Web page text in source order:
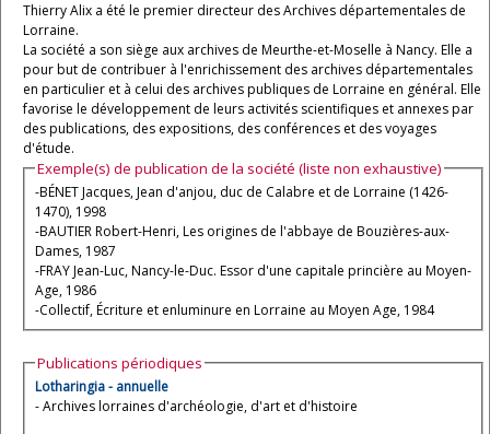
Thierry Alix a été le premier directeur des Archives départementales de
Lorraine.
La société a son siège aux archives de Meurthe-et-Moselle à Nancy. Elle a
pour but de contribuer à l'enrichissement des archives départementales
en particulier et à celui des archives publiques de Lorraine en général. Elle
favorise le développement de leurs activités scientifiques et annexes par
des publications, des expositions, des conférences et des voyages
d'étude.
Exemple(s) de publication de la société (liste non exhaustive)
-BÉNET Jacques, Jean d'anjou, duc de Calabre et de Lorraine (1426-
1470), 1998
-BAUTIER Robert-Henri, Les origines de l'abbaye de Bouzières-aux-
Dames, 1987
-FRAY Jean-Luc, Nancy-le-Duc. Essor d'une capitale princière au Moyen-
Age, 1986
-Collectif, Écriture et enluminure en Lorraine au Moyen Age, 1984
Publications périodiques
Lotharingia - annuelle
- Archives lorraines d'archéologie, d'art et d'histoire